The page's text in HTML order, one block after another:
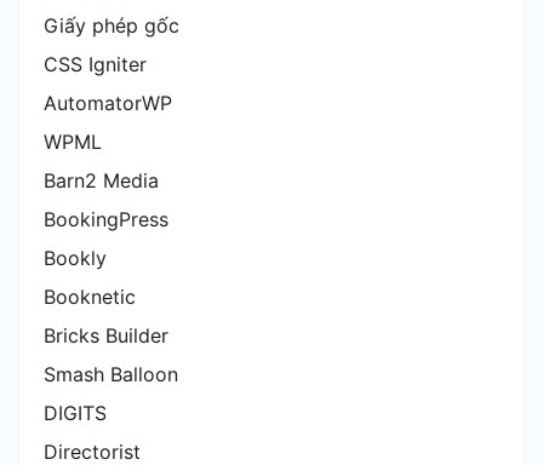
Giấy phép gốc
CSS Igniter
AutomatorWP
WPML
Barn2 Media
BookingPress
Bookly
Booknetic
Bricks Builder
Smash Balloon
DIGITS
Directorist